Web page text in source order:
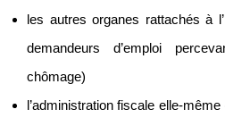
les autres organes rattachés à
demandeurs d’emploi
chômage)
l’administration fiscale elle-